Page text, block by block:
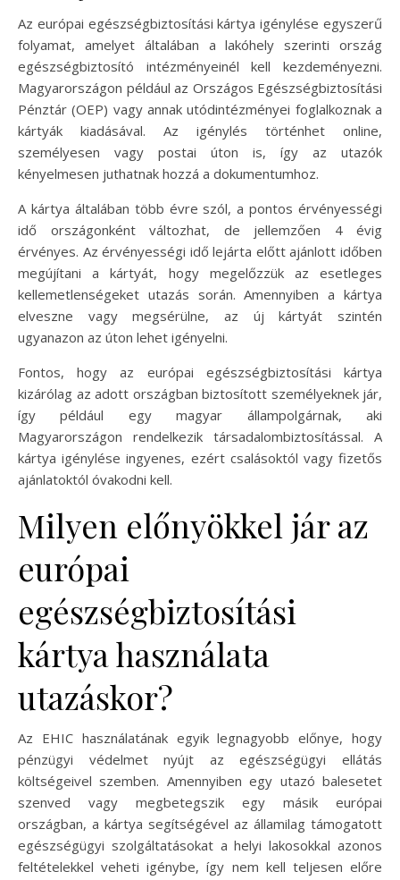
Az európai egészségbiztosítási kártya igénylése egyszerű
folyamat, amelyet általában a lakóhely szerinti ország
egészségbiztosító intézményeinél kell kezdeményezni.
Magyarországon például az Országos Egészségbiztosítási
Pénztár (OEP) vagy annak utódintézményei foglalkoznak a
kártyák kiadásával. Az igénylés történhet online,
személyesen vagy postai úton is, így az utazók
kényelmesen juthatnak hozzá a dokumentumhoz.
A kártya általában több évre szól, a pontos érvényességi
idő országonként változhat, de jellemzően 4 évig
érvényes. Az érvényességi idő lejárta előtt ajánlott időben
megújítani a kártyát, hogy megelőzzük az esetleges
kellemetlenségeket utazás során. Amennyiben a kártya
elveszne vagy megsérülne, az új kártyát szintén
ugyanazon az úton lehet igényelni.
Fontos, hogy az európai egészségbiztosítási kártya
kizárólag az adott országban biztosított személyeknek jár,
így például egy magyar állampolgárnak, aki
Magyarországon rendelkezik társadalombiztosítással. A
kártya igénylése ingyenes, ezért csalásoktól vagy fizetős
ajánlatoktól óvakodni kell.
Milyen előnyökkel jár az
európai
egészségbiztosítási
kártya használata
utazáskor?
Az EHIC használatának egyik legnagyobb előnye, hogy
pénzügyi védelmet nyújt az egészségügyi ellátás
költségeivel szemben. Amennyiben egy utazó balesetet
szenved vagy megbetegszik egy másik európai
országban, a kártya segítségével az államilag támogatott
egészségügyi szolgáltatásokat a helyi lakosokkal azonos
feltételekkel veheti igénybe, így nem kell teljesen előre